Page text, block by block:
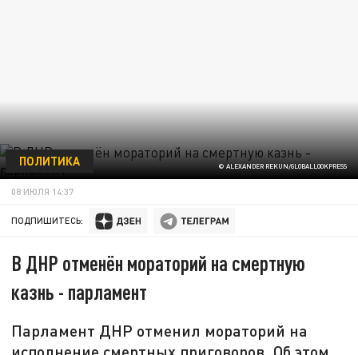
© ALEXANDER REKUN/GLOBALLOOKPRESS
ПОЛИТИКА
08 ИЮЛЯ 14:37
ПОДПИШИТЕСЬ:
В ДНР отменён мораторий на смертную
казнь - парламент
Парламент ДНР отменил мораторий на
исполнение смертных приговоров. Об этом